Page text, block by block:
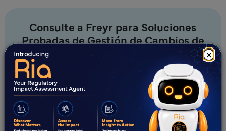
×
Consulte a Freyr para Soluciones
Probadas de Gestión de Cambios de
CCDS
Asóciese con Freyr